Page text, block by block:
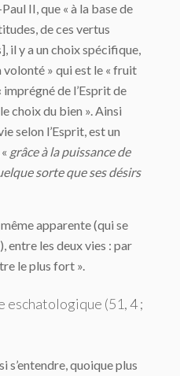
II, que « à la base de
de ces vertus
il y a un choix spécifique,
» qui est le « fruit
imprégné de l’Esprit de
choix du bien ». Ainsi
selon l’Esprit, est un
grâce à la puissance de
sorte que ses désirs
apparente (qui se
entre les deux vies : par
le plus fort ».
eschatologique (51, 4 ;
quoique plus